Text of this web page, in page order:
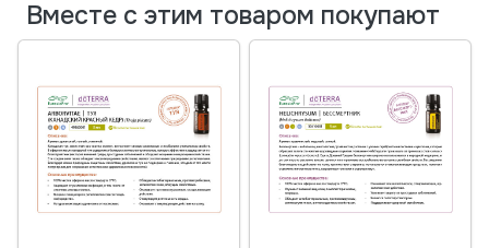
Вместе с этим товаром покупают